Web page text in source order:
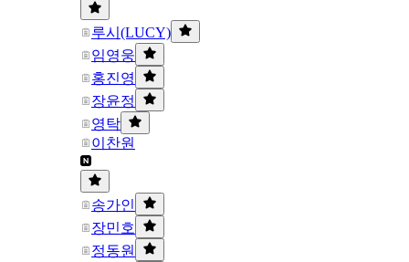
루시(LUCY)
임영웅
홍진영
장윤정
영탁
이찬원
송가인
장민호
정동원